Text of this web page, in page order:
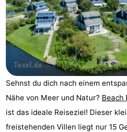
Den
Burg
-
Den
Hoorn
-
De
Cocksdorp
De
-
De
-
Sehnst du dich nach einem
Nähe von Meer und Natur? Beach
ist das ideale Reiseziel! Dieser
freistehenden Villen liegt nur 15